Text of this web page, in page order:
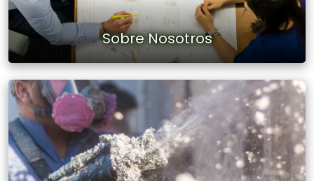
Sobre Nosotros